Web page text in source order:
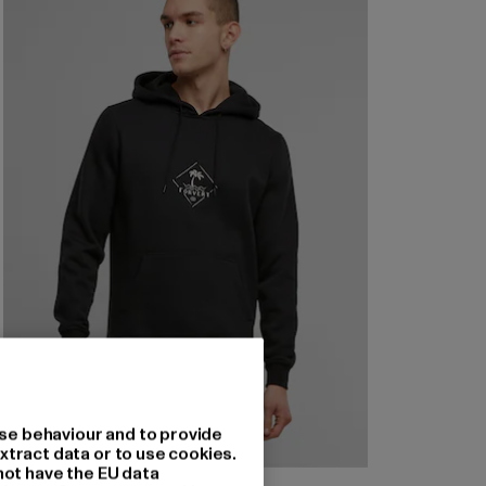
behaviour and to provide
data or to use cookies.
have the EU data